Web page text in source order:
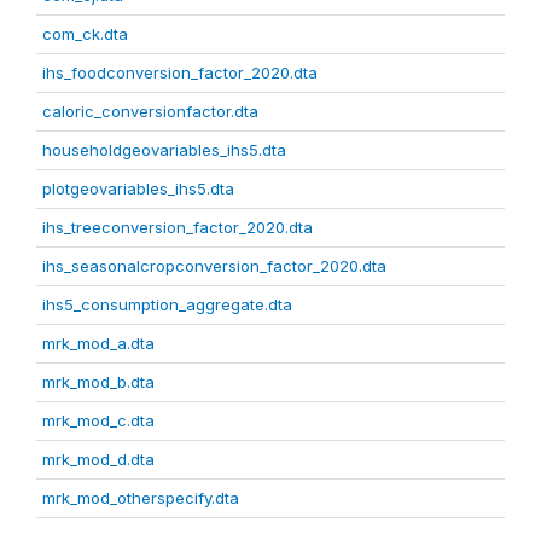
com_ck.dta
ihs_foodconversion_factor_2020.dta
caloric_conversionfactor.dta
householdgeovariables_ihs5.dta
plotgeovariables_ihs5.dta
ihs_treeconversion_factor_2020.dta
ihs_seasonalcropconversion_factor_2020.dta
ihs5_consumption_aggregate.dta
mrk_mod_a.dta
mrk_mod_b.dta
mrk_mod_c.dta
mrk_mod_d.dta
mrk_mod_otherspecify.dta